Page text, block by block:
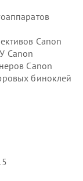
Canon
Canon
Canon
биноклей